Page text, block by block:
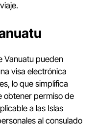
Vanuatu pueden
visa electrónica
lo que simplifica
obtener permiso de
a las Islas
al consulado